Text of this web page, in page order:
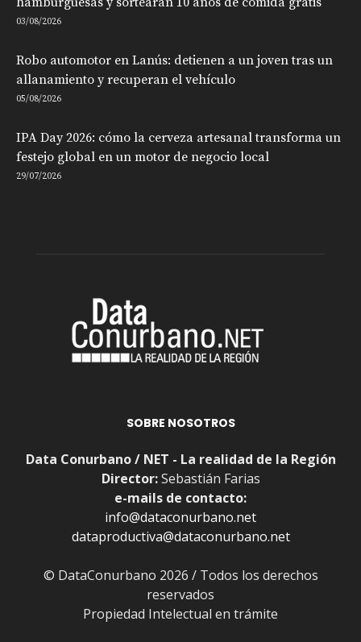
03/08/2026
Robo automotor en Lanús: detienen a un joven tras un
allanamiento y recuperan el vehículo
05/08/2026
IPA Day 2026: cómo la cerveza artesanal transforma un
festejo global en un motor de negocio local
29/07/2026
SOBRE NOSOTROS
Data Conurbano / NET - La realidad de la Región
Director:Sebastián Farias
e-mails de contacto:
info@dataconurbano.net
dataproductiva@dataconurbano.net
© DataConurbano 2026 / Todos los derechos
reservados
Propiedad Intelectual en trámite